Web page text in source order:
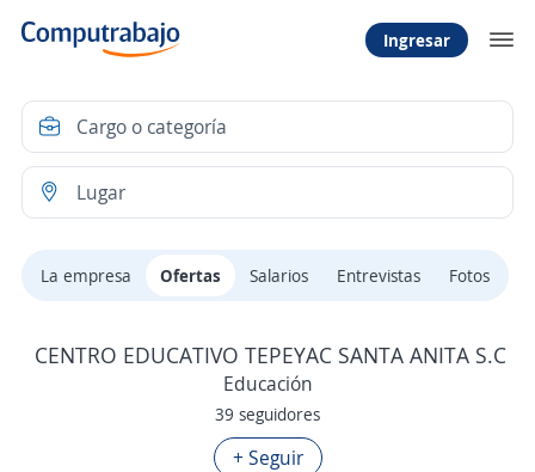
Ingresar
La empresa Ofertas Salarios Entrevistas Fotos
CENTRO EDUCATIVO TEPEYAC SANTA ANITA S.C
Educación
39 seguidores
+ Seguir